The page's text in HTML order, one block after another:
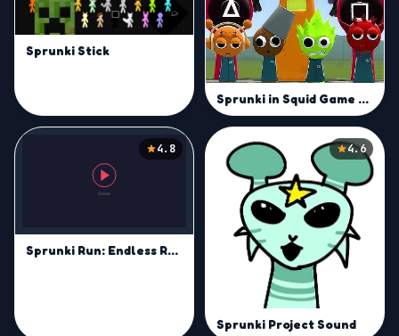
Sprunki Stick
Sprunki in Squid Game Chamber
4.8
Sprunki Run: Endless Racing
4.6
Sprunki Project Sound